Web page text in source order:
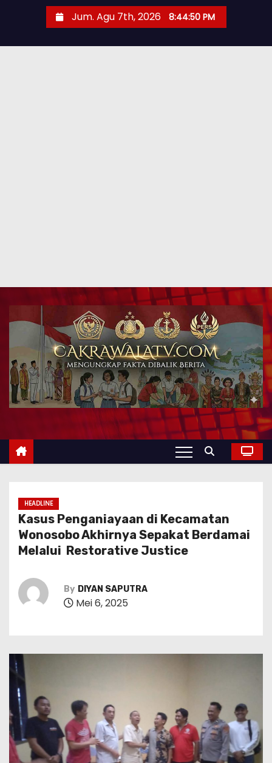
Jum. Agu 7th, 2026 8:44:51 PM
HEADLINE
Kasus Penganiayaan di Kecamatan
Wonosobo Akhirnya Sepakat Berdamai
Melalui Restorative Justice
By DIYAN SAPUTRA
Mei 6, 2025